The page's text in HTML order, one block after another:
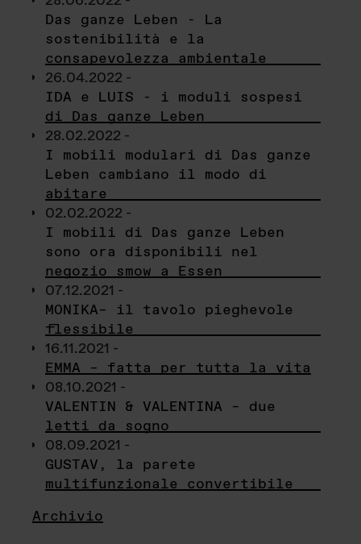
Das ganze Leben - La
sostenibilità e la
consapevolezza ambientale
26.04.2022 -
IDA e LUIS - i moduli sospesi
di Das ganze Leben
28.02.2022 -
I mobili modulari di Das ganze
Leben cambiano il modo di
abitare
02.02.2022 -
I mobili di Das ganze Leben
sono ora disponibili nel
negozio smow a Essen
07.12.2021 -
MONIKA– il tavolo pieghevole
flessibile
16.11.2021 -
EMMA – fatta per tutta la vita
08.10.2021 -
VALENTIN & VALENTINA – due
letti da sogno
08.09.2021 -
GUSTAV, la parete
multifunzionale convertibile
Archivio